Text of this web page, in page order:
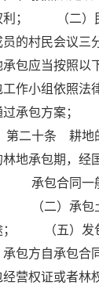
利； （二）
员的村民会议
包应当按照
工作小组依照
过承包方案
十条 耕地的承
林地承包期，
承包合同一
（二）承包
； （五）发
承包方自承包
经营权证或者